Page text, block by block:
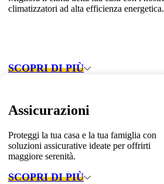
climatizzatori ad alta efficienza energetica.
SCOPRI DI PIÙ
Assicurazioni
Proteggi la tua casa e la tua famiglia con
soluzioni assicurative ideate per offrirti
maggiore serenità.
SCOPRI DI PIÙ